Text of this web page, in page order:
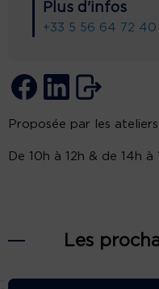
Plus d'infos
+33 5 56 64 72 40
Proposée par les ateliers
De 10h à 12h & de 14h à
Les